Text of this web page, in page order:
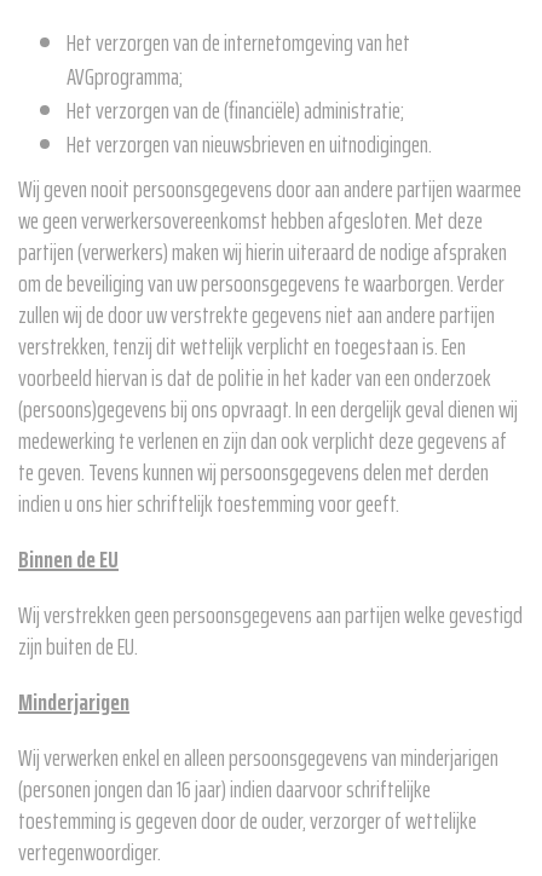
Het verzorgen van de internetomgeving van het
AVGprogramma;
Het verzorgen van de (financiële) administratie;
Het verzorgen van nieuwsbrieven en uitnodigingen.
Wij geven nooit persoonsgegevens door aan andere partijen waarmee
we geen verwerkersovereenkomst hebben afgesloten. Met deze
partijen (verwerkers) maken wij hierin uiteraard de nodige afspraken
om de beveiliging van uw persoonsgegevens te waarborgen. Verder
zullen wij de door uw verstrekte gegevens niet aan andere partijen
verstrekken, tenzij dit wettelijk verplicht en toegestaan is. Een
voorbeeld hiervan is dat de politie in het kader van een onderzoek
(persoons)gegevens bij ons opvraagt. In een dergelijk geval dienen wij
medewerking te verlenen en zijn dan ook verplicht deze gegevens af
te geven. Tevens kunnen wij persoonsgegevens delen met derden
indien u ons hier schriftelijk toestemming voor geeft.
Binnen de EU
Wij verstrekken geen persoonsgegevens aan partijen welke gevestigd
zijn buiten de EU.
Minderjarigen
Wij verwerken enkel en alleen persoonsgegevens van minderjarigen
(personen jongen dan 16 jaar) indien daarvoor schriftelijke
toestemming is gegeven door de ouder, verzorger of wettelijke
vertegenwoordiger.